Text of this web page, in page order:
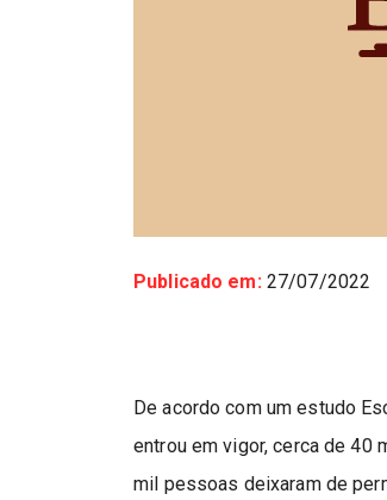
Publicado em:27/07/2022
De acordo com um estudo
entrou em vigor, cerca de 40
mil pessoas deixaram de